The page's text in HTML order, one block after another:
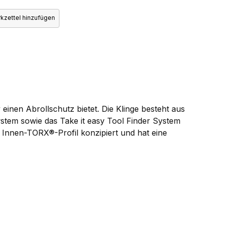
hinzufügen
Abrollschutz bietet. Die Klinge besteht aus
sowie das Take it easy Tool Finder System
TORX®-Profil konzipiert und hat eine